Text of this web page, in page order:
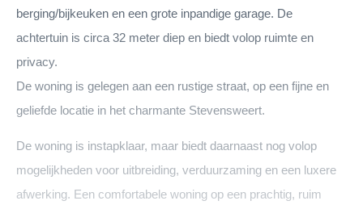
berging/bijkeuken en een grote inpandige garage. De
achtertuin is circa 32 meter diep en biedt volop ruimte en
privacy.
De woning is gelegen aan een rustige straat, op een fijne en
geliefde locatie in het charmante Stevensweert.
De woning is instapklaar, maar biedt daarnaast nog volop
mogelijkheden voor uitbreiding, verduurzaming en een luxere
afwerking. Een comfortabele woning op een prachtig, ruim